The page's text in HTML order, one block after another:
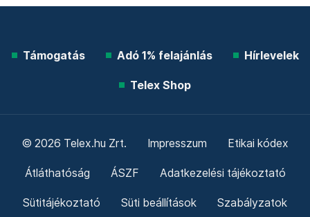
Támogatás Adó 1% felajánlás Hírlevelek
Telex Shop
© 2026 Telex.hu Zrt. Impresszum Etikai kódex
Átláthatóság ÁSZF Adatkezelési tájékoztató
Sütitájékoztató Süti beállítások Szabályzatok